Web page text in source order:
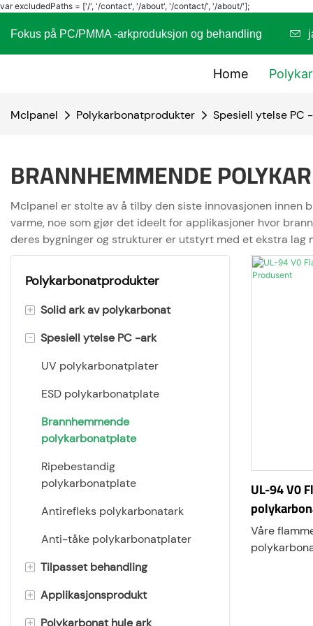
var excludedPaths = ['/', '/contact', '/about', '/contact/', '/about/'];
Fokus på PC/PMMA -arkproduksjon og behandling
Home
Mclpanel Polykarbonatprodukter Spesiell ytelse PC
BRANNHEMMENDE
Mclpanel er stolte av å tilby den siste innovasjonen
varme, noe som gjør det ideelt for applikasjoner hvor
deres bygninger og strukturer er utstyrt med et ekstra lag
Polykarbonatprodukter
+ Solid ark av polykarbonat
Flatt polykarbonatark
Frostet polykarbonatark
lyssprederplate i polykarbonat
Preget polykarbonatark
Ekstra tykke ark av
polykarbonat
Polykarbonat film
Prisme polykarbonatark
Bølget polykarbonatplate
- Spesiell ytelse PC -ark
UV polykarbonatplater
ESD polykarbonatplate
Brannhemmende
polykarbonatplate
Ripebestandig
polykarbonatplate
Antirefleks polykarbonatark
Anti-tåke polykarbonatplater
+ Tilpasset behandling
Gravering og boring
Bøying
+ Applikasjonsprodukt
PC markise & baldakin
+ Polykarbonat hule ark
UL-94 V0
Våre